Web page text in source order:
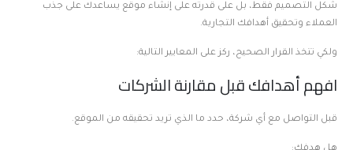
شكل التصميم فقط، بل على قدرته على إنشاء موقع يساعدك على جذب
العملاء وتحقيق أهدافك التجارية.
ولكي تتخذ القرار الصحيح، ركز على المعايير التالية:
افهم أهدافك قبل مقارنة الشركات
قبل التواصل مع أي شركة، حدد ما الذي تريد تحقيقه من الموقع.